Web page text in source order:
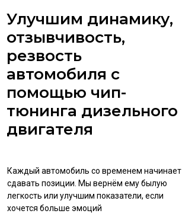
Улучшим динамику,
отзывчивость,
резвость
автомобиля с
помощью чип-
тюнинга дизельного
двигателя
Каждый автомобиль со временем начинает
сдавать позиции. Мы вернём ему былую
легкость или улучшим показатели, если
хочется больше эмоций